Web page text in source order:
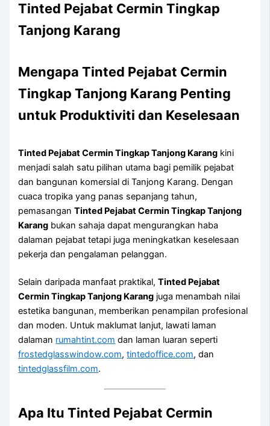
Tinted Pejabat Cermin Tingkap
Tanjong Karang
MengapaTinted Pejabat Cermin
Tingkap Tanjong Karang Penting
untuk Produktiviti dan Keselesaan
Tinted Pejabat Cermin Tingkap Tanjong Karang kini
menjadi salah satu pilihan utama bagi pemilik pejabat
dan bangunan komersial di Tanjong Karang. Dengan
cuaca tropika yang panas sepanjang tahun,
pemasanganTinted Pejabat Cermin Tingkap Tanjong
Karang bukan sahaja dapat mengurangkan haba
dalaman pejabat tetapi juga meningkatkan keselesaan
pekerja dan pengalaman pelanggan.
Selain daripada manfaat praktikal,Tinted Pejabat
Cermin Tingkap Tanjong Karang juga menambah nilai
estetika bangunan, memberikan penampilan profesional
dan moden. Untuk maklumat lanjut, lawati laman
dalaman rumahtint.com dan laman luaran seperti
frostedglasswindow.com,tintedoffice.com, dan
tintedglassfilm.com.
Apa ItuTinted Pejabat Cermin